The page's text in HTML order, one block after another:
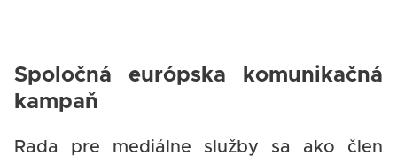
Spoločná európska komunikačná
kampaň
Rada pre mediálne služby sa ako člen